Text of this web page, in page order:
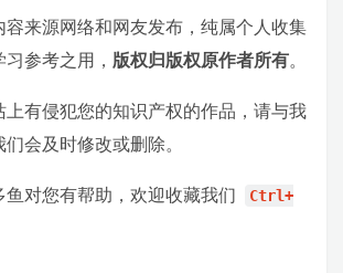
容来源网络和网友发布，纯属个人收集
参考之用， 版权归版权原作者所有。
上有侵犯您的知识产权的作品，请与我
会及时修改或删除。
对您有帮助，欢迎收藏我们
Ctrl+